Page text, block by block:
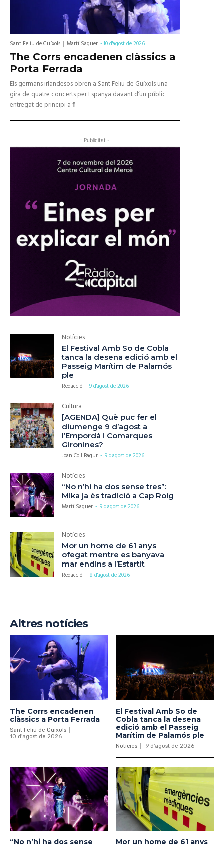
Sant Feliu de Guíxols Martí Saguer -10 d'agost de 2026
The Corrs encadenen clàssics a
Porta Ferrada
Els germans irlandesos obren a Sant Feliu de Guíxols una
gira de quatre concerts per Espanya davant d’un públic
entregat de principi a fi
- Publicitat -
Notícies
El Festival Amb So de Cobla
tanca la desena edició amb el
Passeig Marítim de Palamós
ple
Redacció - 9 d'agost de 2026
Cultura
[AGENDA] Què puc fer el
diumenge 9 d’agost a
l’Empordà i Comarques
Gironines?
Joan Coll Bagur - 9 d'agost de 2026
Notícies
“No n’hi ha dos sense tres”:
Mika ja és tradició a Cap Roig
Martí Saguer - 9 d'agost de 2026
Notícies
Mor un home de 61 anys
ofegat mentre es banyava
mar endins a l’Estartit
Redacció - 8 d'agost de 2026
Altres notícies
The Corrs encadenen
clàssics a Porta Ferrada
Sant Feliu de Guíxols
10 d'agost de 2026
El Festival Amb So de
Cobla tanca la desena
edició amb el Passeig
Marítim de Palamós ple
Notícies 9 d'agost de 2026
“No n’hi ha dos sense
Mor un home de 61 anys